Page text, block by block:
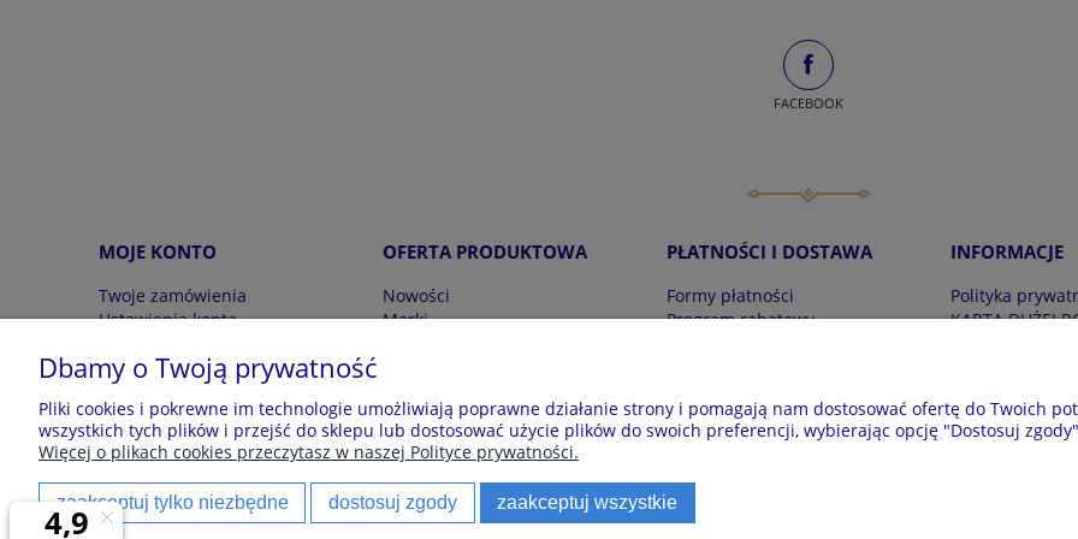
FACEBOOK
MOJE KONTO
Twoje zamówienia
Ustawienia konta
OFERTA PRODUKTOWA
Nowości
Marki
PŁATNOŚCI I DOSTAWA
Formy płatności
Program rabatowy
INFORMACJE
Polityka
KARTA DUŻEJ
Sklep z piżamami Kraina Piżam | Plac Zwycięstwa 7, 28-100 Busko-Zdrój | E-mail: krainapizam@gmail.com | Tel. 602
Polecane kategorie
Dbamy o Twoją prywatność
Pliki cookies i pokrewne im technologie umożliwiają poprawne działanie strony i pomagają nam dostosować ofertę do Twoich
wszystkich tych plików i przejść do sklepu lub dostosować użycie plików do swoich preferencji, wybierając opcję "Dostosuj
Więcej o plikach cookies przeczytasz w naszej Polityce prywatności.
zaakceptuj tylko niezbędne dostosuj zgody zaakceptuj wszystkie